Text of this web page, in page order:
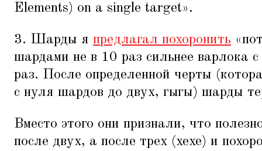
Elements) on a single target».
3. Шарды я предлагал похоронить «
шардами не в 10 раз сильнее варлока
раз. После определенной черты
с нуля шардов до двух, гыгы) шарды
Вместо этого они признали, что
после двух, а после трех (хехе) и